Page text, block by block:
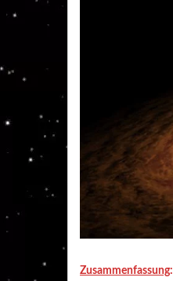
Zusammenfassung: